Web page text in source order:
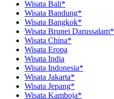
Wisata Bali*
Wisata Bandung*
Wisata Bangkok*
Wisata Brunei Darussalam*
Wisata China*
Wisata Eropa
Wisata India
Wisata Indonesia*
Wisata Jakarta*
Wisata Jepang*
Wisata Kamboja*